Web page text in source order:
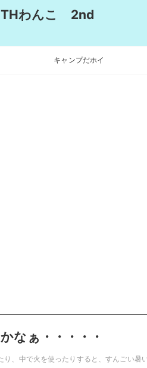
わんこ 2nd
キャンプだホイ
なぁ・・・・・
り、中で火を使ったりすると、すんごい暑